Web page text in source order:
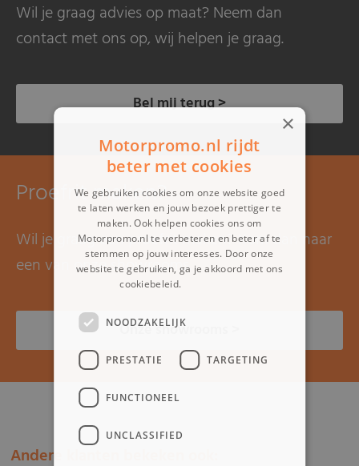
Wil je graag advies op maat? Neem dan
contact met ons op, wij helpen je graag.
Bel mij terug >
Proefrit maken?
Wil je graag een proefrit maken? Kom dan naar
een van onze showrooms.
Onze showrooms >
Andere klanten bekeken ook:
×
Motorpromo.nl rijdt
beter met cookies
We gebruiken cookies om onze website goed
te laten werken en jouw bezoek prettiger te
maken. Ook helpen cookies ons om
Motorpromo.nl te verbeteren en beter af te
stemmen op jouw interesses. Door onze
website te gebruiken, ga je akkoord met ons
cookiebeleid.
NOODZAKELIJK
PRESTATIE TARGETING
FUNCTIONEEL
UNCLASSIFIED